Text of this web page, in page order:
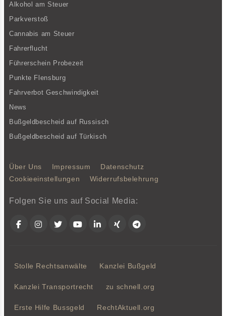
Alkohol am Steuer
Parkverstoß
Cannabis am Steuer
Fahrerflucht
Führerschein Probezeit
Punkte Flensburg
Fahrverbot Geschwindigkeit
News
Bußgeldbescheid auf Russisch
Bußgeldbescheid auf Türkisch
Über Uns Impressum
Datenschutz
Cookieeinstellungen
Widerrufsbelehrung
Folgen Sie uns auf Social Media:
Stolle Rechtsanwälte Kanzlei Bußgeld
Kanzlei Transportrecht zu schnell.org
Erste Hilfe Bussgeld RechtAktuell.org